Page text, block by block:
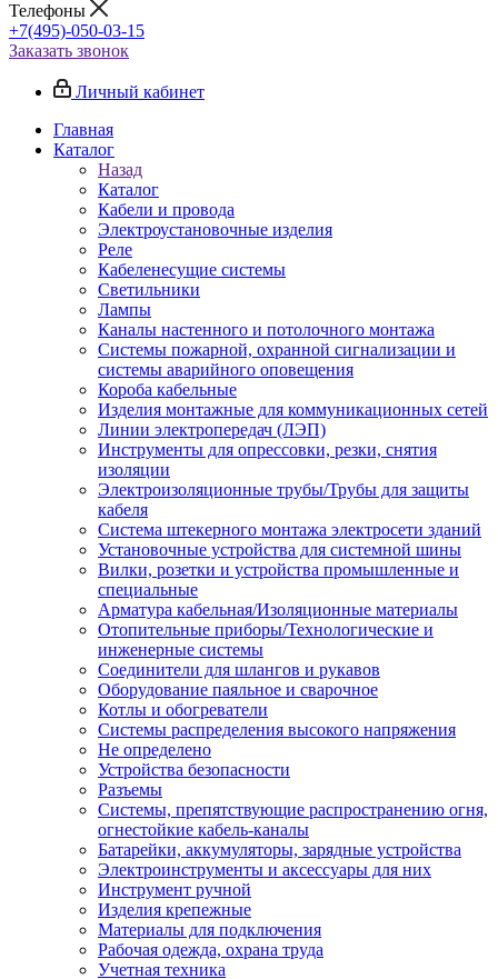
Телефоны
+7(495)-050-03-15
Заказать звонок
Личный кабинет
Главная
Каталог
Назад
Каталог
Кабели и провода
Электроустановочные изделия
Реле
Кабеленесущие системы
Светильники
Лампы
Каналы настенного и потолочного монтажа
Системы пожарной, охранной сигнализации и
системы аварийного оповещения
Короба кабельные
Изделия монтажные для коммуникационных сетей
Линии электропередач (ЛЭП)
Инструменты для опрессовки, резки, снятия
изоляции
Электроизоляционные трубы/Трубы для защиты
кабеля
Система штекерного монтажа электросети зданий
Установочные устройства для системной шины
Вилки, розетки и устройства промышленные и
специальные
Арматура кабельная/Изоляционные материалы
Отопительные приборы/Технологические и
инженерные системы
Соединители для шлангов и рукавов
Оборудование паяльное и сварочное
Котлы и обогреватели
Системы распределения высокого напряжения
Не определено
Устройства безопасности
Разъемы
Системы, препятствующие распространению огня,
огнестойкие кабель-каналы
Батарейки, аккумуляторы, зарядные устройства
Электроинструменты и аксессуары для них
Инструмент ручной
Изделия крепежные
Материалы для подключения
Рабочая одежда, охрана труда
Учетная техника